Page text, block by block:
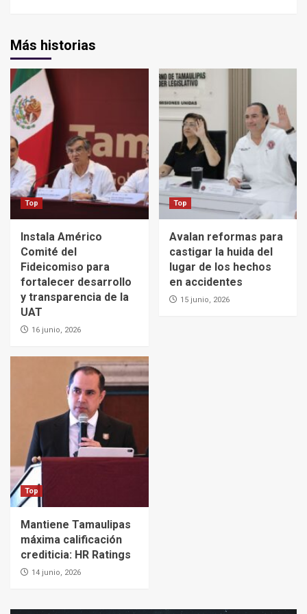
Más historias
Top
Instala Américo
Comité del
Fideicomiso para
fortalecer desarrollo
y transparencia de la
UAT
16 junio, 2026
Top
Avalan reformas para
castigar la huida del
lugar de los hechos
en accidentes
15 junio, 2026
Top
Mantiene Tamaulipas
máxima calificación
crediticia: HR Ratings
14 junio, 2026